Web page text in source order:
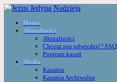
Home
Aktualności
Aktualności
Chcesz nas odwiedzić? FAQ
Program kazań
Media
Kazania
Kazania Archiwalne